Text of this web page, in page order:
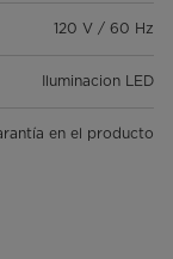
120 V / 60 Hz
Iluminacion LED
en el producto